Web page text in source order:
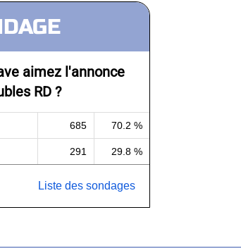
aimez l'annonce
RD ?
685 70.2 %
291 29.8 %
Liste des sondages